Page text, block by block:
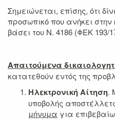
Σημειώνεται, επίσης, ότι
προσωπικό που ανήκει
βάσει του Ν. 4186 (ΦΕΚ 193/
Απαιτούμενα
κατατεθούν εντός της
Ηλεκτρονική Αίτηση.
υποβολής
μήνυμα για